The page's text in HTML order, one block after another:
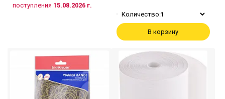
поступления 15.08.2026 г.
Количество:1
В корзину